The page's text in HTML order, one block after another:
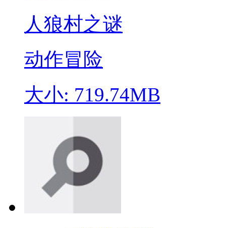
人狼村之谜
动作冒险
大小: 719.74MB